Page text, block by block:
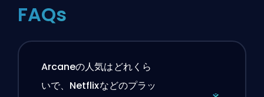
FAQs
Arcaneの人気はどれくら
いで、Netflixなどのプラッ